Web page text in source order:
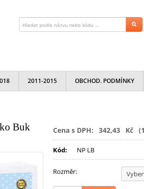
2011-2015 OBCHOD. PODMÍNKY
Buk
Cena s DPH: 342,43 Kč
Kód: NP LB
Rozměr: